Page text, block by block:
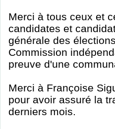
Merci à tous ceux et
candidates et
générale des
Commission
preuve d'une
Merci à Françoise
pour avoir assuré la
derniers mois.